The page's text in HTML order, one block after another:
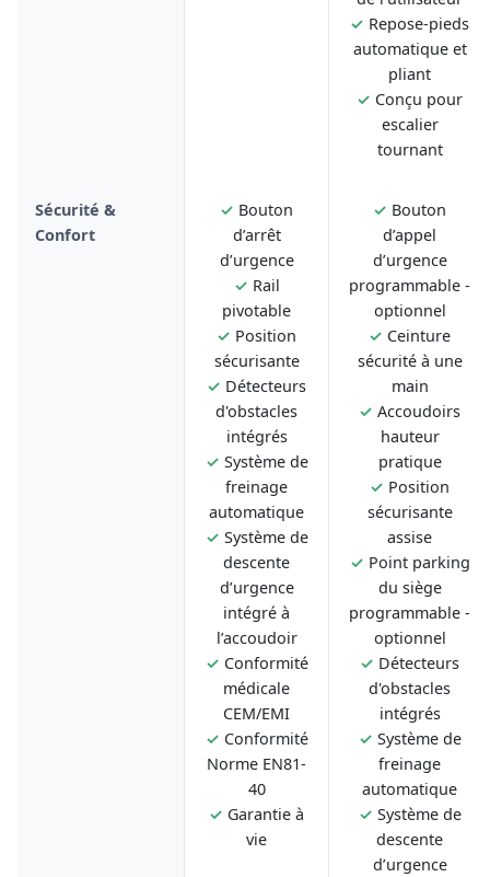
✓ Repose-pieds
automatique et
pliant
✓ Conçu pour
escalier
tournant
Sécurité &
Confort
✓ Bouton
d’arrêt
d’urgence
✓ Rail
pivotable
✓ Position
sécurisante
✓ Détecteurs
d'obstacles
intégrés
✓ Système de
freinage
automatique
✓ Système de
descente
d’urgence
intégré à
l’accoudoir
✓ Conformité
médicale
CEM/EMI
✓ Conformité
Norme EN81-
40
✓ Garantie à
vie
✓ Bouton
d’appel
d’urgence
programmable -
optionnel
✓ Ceinture
sécurité à une
main
✓ Accoudoirs
hauteur
pratique
✓ Position
sécurisante
assise
✓ Point parking
du siège
programmable -
optionnel
✓ Détecteurs
d'obstacles
intégrés
✓ Système de
freinage
automatique
✓ Système de
descente
d’urgence